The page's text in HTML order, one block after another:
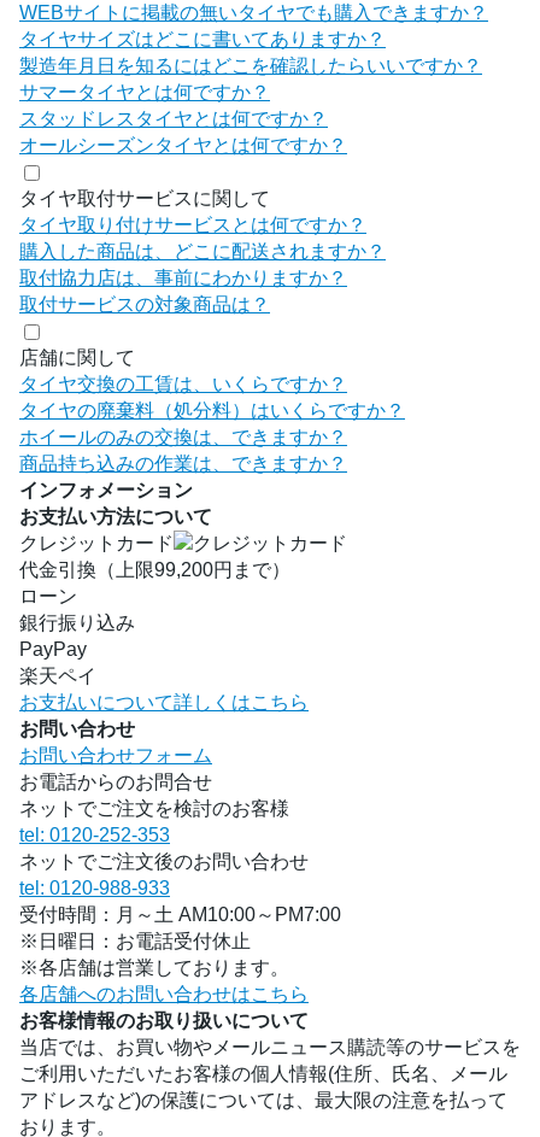
WEBサイトに掲載の無いタイヤでも購入できますか？
タイヤサイズはどこに書いてありますか？
製造年月日を知るにはどこを確認したらいいですか？
サマータイヤとは何ですか？
スタッドレスタイヤとは何ですか？
オールシーズンタイヤとは何ですか？
タイヤ取付サービスに関して
タイヤ取り付けサービスとは何ですか？
購入した商品は、どこに配送されますか？
取付協力店は、事前にわかりますか？
取付サービスの対象商品は？
店舗に関して
タイヤ交換の工賃は、いくらですか？
タイヤの廃棄料（処分料）はいくらですか？
ホイールのみの交換は、できますか？
商品持ち込みの作業は、できますか？
インフォメーション
お支払い方法について
クレジットカード
代金引換（上限99,200円まで）
ローン
銀行振り込み
PayPay
楽天ペイ
お支払いについて詳しくはこちら
お問い合わせ
お問い合わせフォーム
お電話からのお問合せ
ネットでご注文を検討のお客様
tel: 0120-252-353
ネットでご注文後のお問い合わせ
tel: 0120-988-933
受付時間：月～土 AM10:00～PM7:00
※日曜日：お電話受付休止
※各店舗は営業しております。
各店舗へのお問い合わせはこちら
お客様情報のお取り扱いについて
当店では、お買い物やメールニュース購読等のサービスを
ご利用いただいたお客様の個人情報(住所、氏名、メール
アドレスなど)の保護については、最大限の注意を払って
おります。